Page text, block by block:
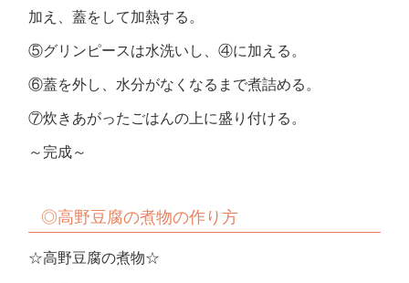
加え、蓋をして加熱する。
⑤グリンピースは水洗いし、④に加える。
⑥蓋を外し、水分がなくなるまで煮詰める。
⑦炊きあがったごはんの上に盛り付ける。
～完成～
◎高野豆腐の煮物の作り方
☆高野豆腐の煮物☆